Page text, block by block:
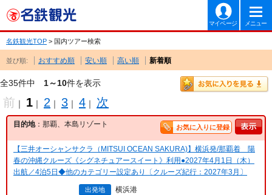
マイページ メニュー
名鉄観光TOP > 国内ツアー検索
並び順: おすすめ順 安い順 高い順 新着順
全35件中 1～10件を表示
前 ｜ 1 ｜ 2 ｜ 3 ｜ 4 ｜ 次
目的地：那覇、本島リゾート お気に入りに登録
【三井オーシャンサクラ（MITSUI OCEAN SAKURA)】横浜発/那覇着 陽
春の沖縄クルーズ《シグネチュアースイート》利用●2027年4月1日（木）
出航／4泊5日◆他のカテゴリー設定あり〔クルーズ紀行：2027年3月〕
出発地 横浜港